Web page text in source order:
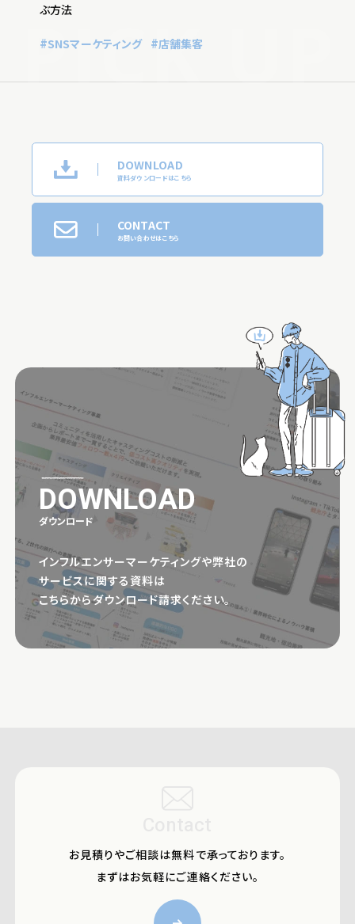
ぶ方法
SNSマーケティング 店舗集客
DOWNLOAD
資料ダウンロードはこちら
CONTACT
お問い合わせはこちら
DOWNLOAD
ダウンロード
インフルエンサーマーケティングや弊社の
サービスに関する資料は
こちらからダウンロード請求ください。
お見積りやご相談は無料で承っております。
まずはお気軽にご連絡ください。